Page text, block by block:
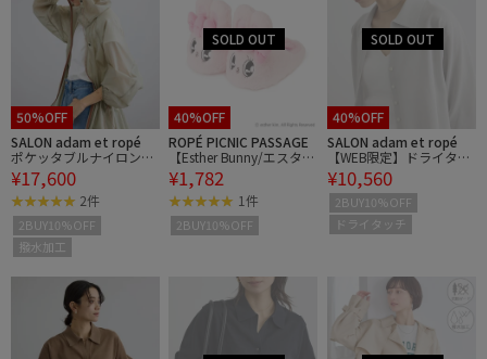
50%OFF
SALON adam et ropé
ポケッタブルナイロンフ
ードパーカーブルゾン /
撥水・軽量
¥17,600
2件
2BUY10%OFF
撥水加工
40%OFF
ROPÉ PICNIC PASSAGE
【Esther Bunny/エスター
バニー】ぬいぐるみスリ
ッパ リボンバニー
¥1,782
1件
2BUY10%OFF
40%OFF
SALON adam et ropé
【WEB限定】ドライタッ
チスキッパーカーディガ
ン
¥10,560
2BUY10%OFF
ドライタッチ